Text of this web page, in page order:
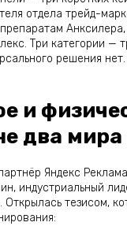
отдела трейд-
Три категории —
решения нет.
и
два мира
Яндекс
индустриальный
тезисом,